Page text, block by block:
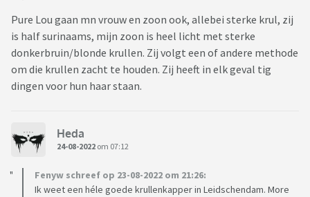
Pure Lou gaan mn vrouw en zoon ook, allebei sterke krul, zij
is half surinaams, mijn zoon is heel licht met sterke
donkerbruin/blonde krullen. Zij volgt een of andere methode
om die krullen zacht te houden. Zij heeft in elk geval tig
dingen voor hun haar staan.
Heda
24-08-2022 om 07:12
Fenyw schreef op 23-08-2022 om 21:26:
Ik weet een héle goede krullenkapper in Leidschendam. More